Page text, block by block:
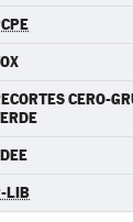
CERO-
LIB